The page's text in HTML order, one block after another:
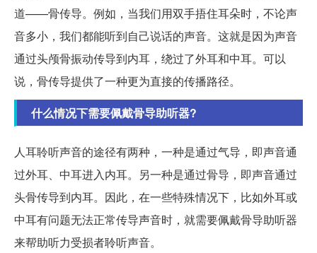
道——骨传导。例如，当我们用双手捂住耳朵时，不论声
音多小，我们都能听到自己说话的声音。这就是因为声音
通过头颅骨振动传导到内耳，绕过了外耳和中耳。可以
说，骨传导提供了一种更为直接的传播路径。
什么情况下需要佩戴骨导助听器?
人耳聆听声音的途径有两种，一种是通过气导，即声音通
过外耳、中耳进入内耳。另一种是通过骨导，即声音通过
头骨传导到内耳。因此，在一些特殊情况下，比如外耳或
中耳有问题无法正常传导声音时，就需要佩戴骨导助听器
来帮助听力受损者聆听声音。